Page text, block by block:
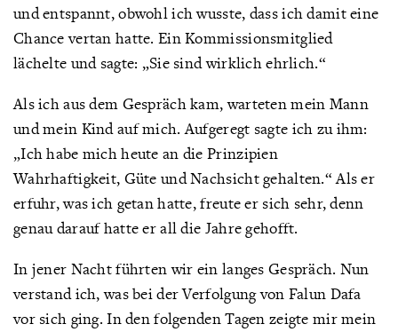
und entspannt, obwohl ich wusste, dass ich damit eine
Chance vertan hatte. Ein Kommissionsmitglied
lächelte und sagte: „Sie sind wirklich ehrlich.“
Als ich aus dem Gespräch kam, warteten mein Mann
und mein Kind auf mich. Aufgeregt sagte ich zu ihm:
„Ich habe mich heute an die Prinzipien
Wahrhaftigkeit, Güte und Nachsicht gehalten.“ Als er
erfuhr, was ich getan hatte, freute er sich sehr, denn
genau darauf hatte er all die Jahre gehofft.
In jener Nacht führten wir ein langes Gespräch. Nun
verstand ich, was bei der Verfolgung von Falun Dafa
vor sich ging. In den folgenden Tagen zeigte mir mein